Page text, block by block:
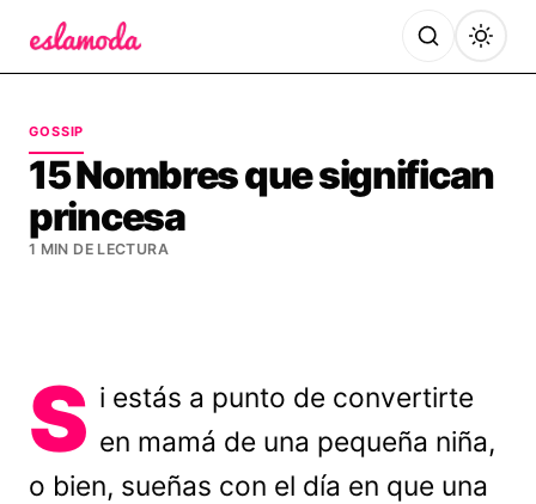
GOSSIP
15 Nombres que significan
princesa
1 MIN DE LECTURA
S i estás a punto de convertirte
en mamá de una pequeña niña,
o bien, sueñas con el día en que una